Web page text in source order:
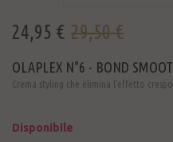
24,95 € 29,50 €
OLAPLEX N°6 - BOND
Crema styling che elimina l'effetto
Disponibile